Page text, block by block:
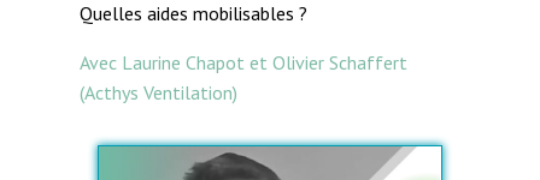
Quelles aides mobilisables ?
Avec Laurine Chapot et Olivier Schaffert
(Acthys Ventilation)